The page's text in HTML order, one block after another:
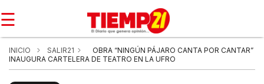
☰
INICIO SALIR21
OBRA “NINGÚN PÁJARO CANTA POR CANTAR”
INAUGURA CARTELERA DE TEATRO EN LA UFRO